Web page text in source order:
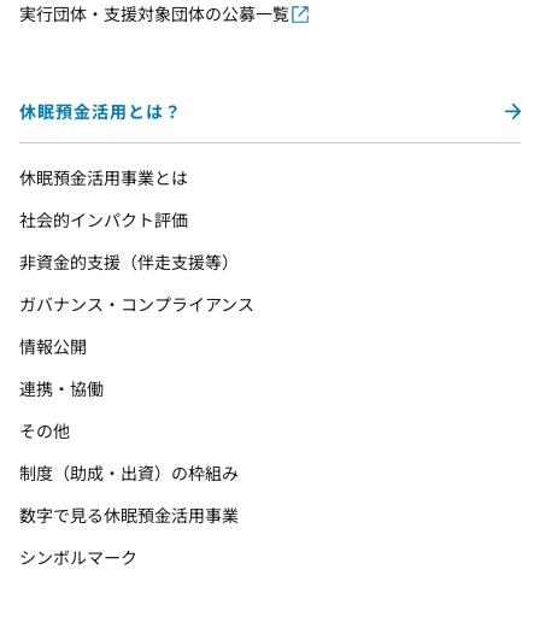
実行団体・支援対象団体の公募一覧
休眠預金活用とは？
休眠預金活用事業とは
社会的インパクト評価
非資金的支援（伴走支援等）
ガバナンス・コンプライアンス
情報公開
連携・協働
その他
制度（助成・出資）の枠組み
数字で見る休眠預金活用事業
シンボルマーク